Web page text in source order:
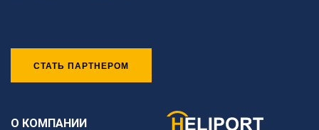
СТАТЬ ПАРТНЕРОМ
О КОМПАНИИ